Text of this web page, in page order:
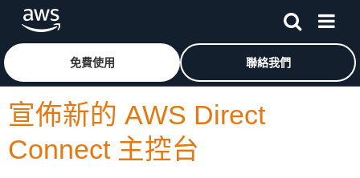
跳至主要內容按一下這裡可返回 Amazon Web Services 首頁
免費使用 聯絡我們
宣佈新的 AWS Direct
Connect 主控台